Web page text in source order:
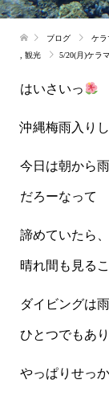
ブログ ケラ
観光 5/20(月)ケラ
はいさいっ
沖縄梅雨入り
今日は朝から
だろーなって
諦めていたら
晴れ間も見る
ダイビングは
ひとつでもあり
やっぱりせっ